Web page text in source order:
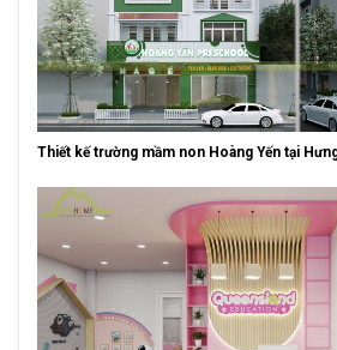
Thiết kế trường mầm non Hoàng Yến tại